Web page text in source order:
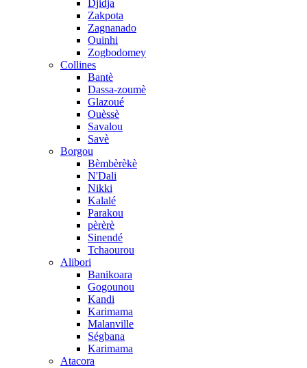
Djidja
Zakpota
Zagnanado
Ouinhi
Zogbodomey
Collines
Bantè
Dassa-zoumè
Glazoué
Ouèssè
Savalou
Savè
Borgou
Bèmbèrèkè
N'Dali
Nikki
Kalalé
Parakou
pèrèrè
Sinendé
Tchaourou
Alibori
Banikoara
Gogounou
Kandi
Karimama
Malanville
Ségbana
Karimama
Atacora